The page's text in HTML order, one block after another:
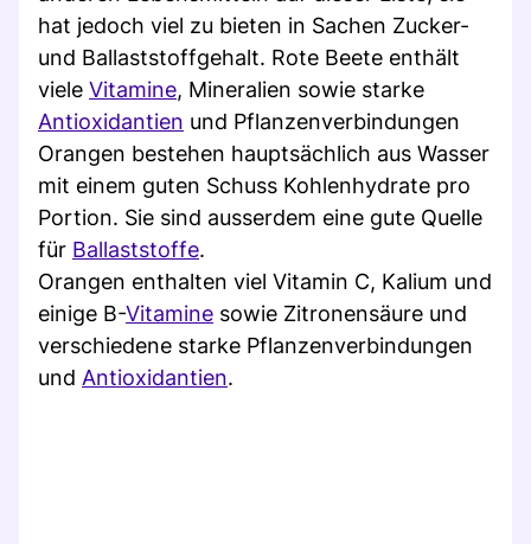
hat jedoch viel zu bieten in Sachen Zucker-
und Ballaststoffgehalt. Rote Beete enthält
viele Vitamine, Mineralien sowie starke
Antioxidantien und Pflanzenverbindungen
Orangen bestehen hauptsächlich aus Wasser
mit einem guten Schuss Kohlenhydrate pro
Portion. Sie sind ausserdem eine gute Quelle
für Ballaststoffe.
Orangen enthalten viel Vitamin C, Kalium und
einige B-Vitamine sowie Zitronensäure und
verschiedene starke Pflanzenverbindungen
und Antioxidantien.